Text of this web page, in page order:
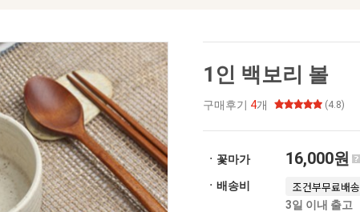
1인 백보리 볼
구매후기 4개 (4.8)
ㆍ꽃마가 16,000원
ㆍ배송비 조건부무료배송
3일 이내 출고